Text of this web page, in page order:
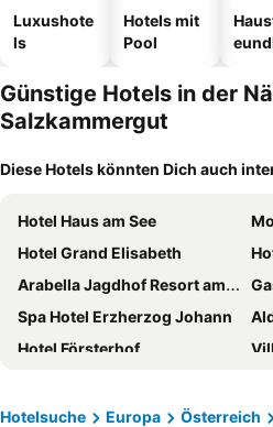
Luxushote
ls
Hotels mit
Pool
Günstige Hotels in der
Salzkammergut
Diese Hotels könnten Dich auch
Hotel Haus am See
Hotel Grand Elisabeth
Arabella Jagdhof Resort am Fuschlsee, a Tribute Portfolio Hotel
Spa Hotel Erzherzog Johann
Hotel Försterhof
EurothermenResort Bad Ischl
Hotelsuche Europa Österreich